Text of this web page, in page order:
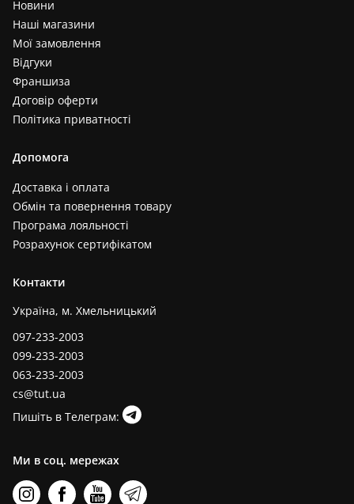
Новини
Наші магазини
Мої замовлення
Відгуки
Франшиза
Договір оферти
Політика приватності
Допомога
Доставка і оплата
Обмін та повернення товару
Програма лояльності
Розрахунок сертифікатом
Контакти
Україна, м. Хмельницький
097-233-2003
099-233-2003
063-233-2003
cs@tut.ua
Пишіть в Телеграм:
Ми в соц. мережах